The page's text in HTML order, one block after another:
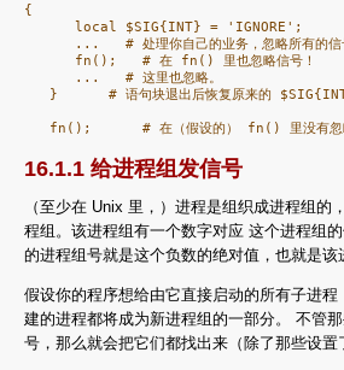
{
      local $SIG{INT} = 'IGNORE';
...   # 处理你自己的业务，忽略所有的信
      fn();   # 在 fn() 里也忽略信号！
      ...   # 这里也忽略。
}      # 语句块退出后恢复原来的
16.1.1 给进程组发信号
（至少在 Unix 里，）进程是组织成进程组
程组。该进程组有一个数字对应 这个进程组
的进程组号就是这个负数的绝对值，也就是
假设你的程序想给由它直接启动的所有子进
建的进程都将成为新进程组的一部分。 不管
号，那么就会把它们都找出来（除了那些设